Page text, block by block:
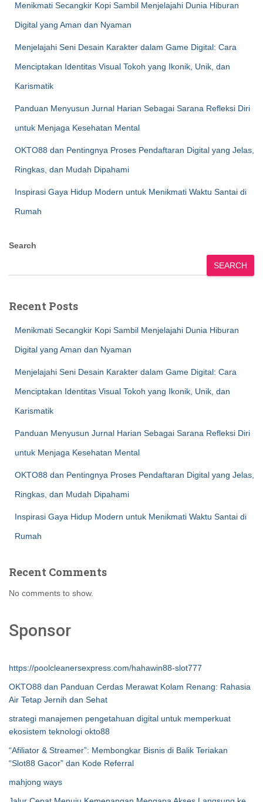
Menikmati Secangkir Kopi Sambil Menjelajahi Dunia Hiburan
Digital yang Aman dan Nyaman
Menjelajahi Seni Desain Karakter dalam Game Digital: Cara
Menciptakan Identitas Visual Tokoh yang Ikonik, Unik, dan
Karismatik
Panduan Menyusun Jurnal Harian Sebagai Sarana Refleksi Diri
untuk Menjaga Kesehatan Mental
OKTO88 dan Pentingnya Proses Pendaftaran Digital yang Jelas,
Ringkas, dan Mudah Dipahami
Inspirasi Gaya Hidup Modern untuk Menikmati Waktu Santai di
Rumah
Search
SEARCH
Recent Posts
Menikmati Secangkir Kopi Sambil Menjelajahi Dunia Hiburan
Digital yang Aman dan Nyaman
Menjelajahi Seni Desain Karakter dalam Game Digital: Cara
Menciptakan Identitas Visual Tokoh yang Ikonik, Unik, dan
Karismatik
Panduan Menyusun Jurnal Harian Sebagai Sarana Refleksi Diri
untuk Menjaga Kesehatan Mental
OKTO88 dan Pentingnya Proses Pendaftaran Digital yang Jelas,
Ringkas, dan Mudah Dipahami
Inspirasi Gaya Hidup Modern untuk Menikmati Waktu Santai di
Rumah
Recent Comments
No comments to show.
Sponsor
https://poolcleanersexpress.com/hahawin88-slot777
OKTO88 dan Panduan Cerdas Merawat Kolam Renang: Rahasia
Air Tetap Jernih dan Sehat
strategi manajemen pengetahuan digital untuk memperkuat
ekosistem teknologi okto88
“Afiliator & Streamer”: Membongkar Bisnis di Balik Teriakan
“Slot88 Gacor” dan Kode Referral
mahjong ways